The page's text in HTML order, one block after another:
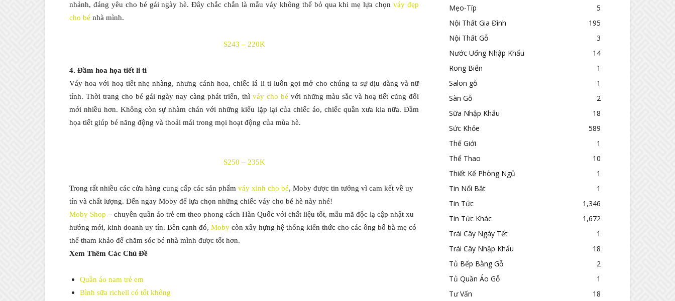
nhảnh, đáng yêu cho bé gái ngày hè. Đây chắc chắn là mẫu váy không thể bỏ qua khi mẹ lựa chọnváy đẹp
cho bé nhà mình.
S243 – 220K
4. Đầm hoa họa tiết li ti
Váy hoa với hoạ tiết nhẹ nhàng, nhưng cánh hoa, chiếc lá li ti luôn gợi mở cho chúng ta sự dịu dàng và nữ
tính. Thời trang cho bé gái ngày nay càng phát triển, thì váy cho bé với những màu sắc và hoạ tiết cũng đổi
mới nhiều hơn. Không còn sự nhàm chán với những kiểu lặp lại của chiếc áo, chiếc quần xưa kia nữa. Đầm
họa tiết giúp bé năng động và thoải mái trong mọi hoạt động của mùa hè.
S250 – 235K
Trong rất nhiều các cửa hàng cung cấp các sản phấm váy xinh cho bé, Moby được tin tưởng vì cam kết về uy
tín và chất lượng. Đến ngay Moby để lựa chọn những chiếc váy cho bé hè này nhé!
Moby Shop – chuyên quần áo trẻ em theo phong cách Hàn Quốc với chất liệu tốt, mẫu mã độc lạ cập nhật xu
hướng mới, kinh doanh uy tín. Bên cạnh đó, Moby còn xây hựng hệ thống kiến thức cho các ông bố bà mẹ có
thể tham khảo để chăm sóc bé nhà mình được tốt hơn.
Xem Thêm Các Chủ Đề
Quần áo nam trẻ em
Bình sữa richell có tốt không
Mẹo-Típ
5
Nội Thất Gia Đình
195
Nội Thất Gỗ
3
Nước Uống Nhập Khẩu
14
Rong Biển
1
Salon gỗ
1
Sàn Gỗ
2
Sữa Nhập Khẩu
18
Sức Khỏe
589
Thế Giới
1
Thể Thao
10
Thiết Kế Phòng Ngủ
1
Tin Nổi Bật
1
Tin Tức
1,346
Tin Tức Khác
1,672
Trái Cây Ngày Tết
1
Trái Cây Nhập Khẩu
18
Tủ Bếp Bằng Gỗ
2
Tủ Quần Áo Gỗ
1
Tư Vấn
18